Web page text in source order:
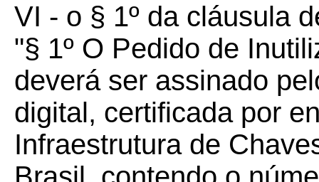
VI - o § 1º da cláusula
"§ 1º O Pedido de
deverá ser assinado
digital, certificada por
Infraestrutura de